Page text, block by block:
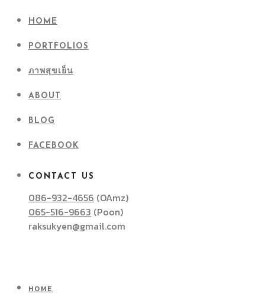
HOME
PORTFOLIOS
ภาพสุขเย็น
ABOUT
BLOG
FACEBOOK
CONTACT US
086-932-4656 (OAmz)
065-516-9663 (Poon)
raksukyen@gmail.com
HOME